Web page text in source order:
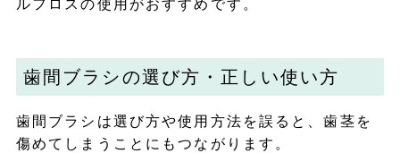
ルフロスの使用がおすすめです。
歯間ブラシの選び方・正しい使い方
歯間ブラシは選び方や使用方法を誤ると、歯茎を
傷めてしまうことにもつながります。